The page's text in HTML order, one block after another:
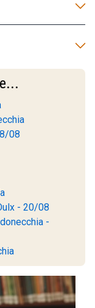
08
- 20/08
-